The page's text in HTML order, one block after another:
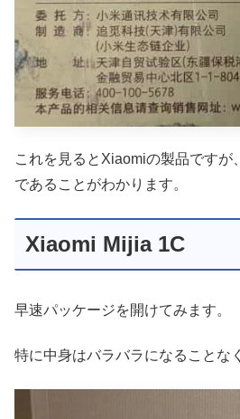
これを見るとXiaomiの製品ですが
であることがわかります。
Xiaomi Mijia 1C
早速パッケージを開けてみます。
特に中身はバラバラになることな